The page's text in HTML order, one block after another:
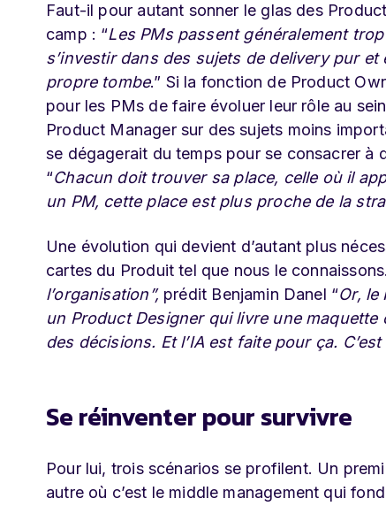
Faut-il pour autant sonner le glas des
camp : “Les PMs passent généralement
s’investir dans des sujets de delivery pur
propre tombe.” Si la fonction de Product
pour les PMs de faire évoluer leur rôle au
Product Manager sur des sujets moins
se dégagerait du temps pour se consacrer à
“Chacun doit trouver sa place, celle où il
un PM, cette place est plus proche de la
Une évolution qui devient d’autant plus
cartes du Produit tel que nous le
l’organisation”, prédit Benjamin Danel “Or, le
un Product Designer qui livre une
des décisions. Et l’IA est faite pour ça.
Se réinventer pour survivre
Pour lui, trois scénarios se profilent. Un
autre où c’est le middle management qui